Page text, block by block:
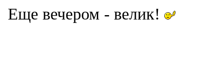
Еще вечером - велик!